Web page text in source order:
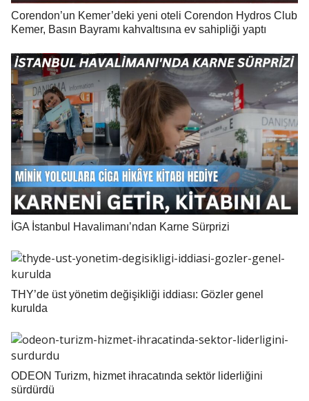
Corendon’un Kemer’deki yeni oteli Corendon Hydros Club
Kemer, Basın Bayramı kahvaltısına ev sahipliği yaptı
İGA İstanbul Havalimanı’ndan Karne Sürprizi
THY’de üst yönetim değişikliği iddiası: Gözler genel
kurulda
ODEON Turizm, hizmet ihracatında sektör liderliğini
sürdürdü